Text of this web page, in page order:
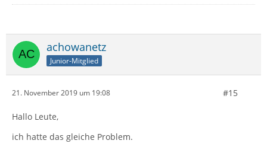
achowanetz
Junior-Mitglied
21. November 2019 um 19:08 #15
Hallo Leute,
ich hatte das gleiche Problem.